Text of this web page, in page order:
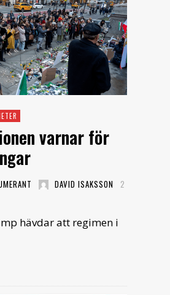
varnar för
DAVID ISAKSSON
2
hävdar att regimen i